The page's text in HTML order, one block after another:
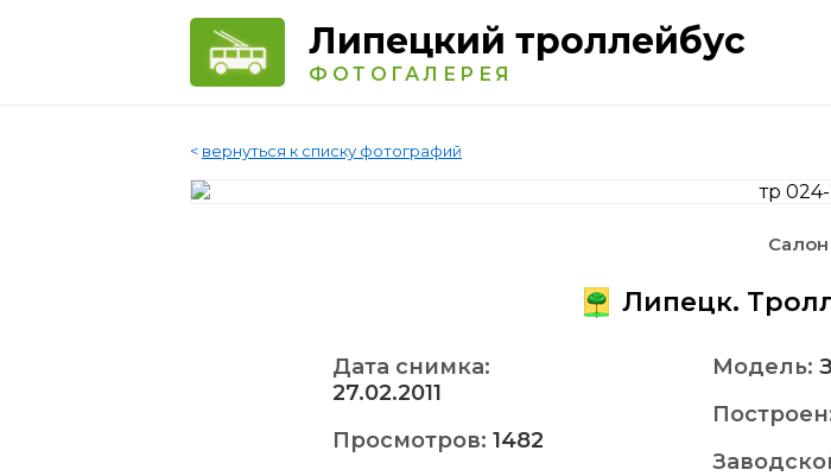
Липецкий троллейбус
ФОТОГАЛЕРЕЯ
< вернуться к списку фотографий
Салон
Липецк.
Дата снимка:
27.02.2011
Просмотров: 1482
Модель: